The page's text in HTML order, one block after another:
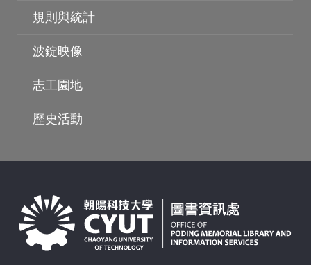
規則與統計
波錠映像
志工園地
歷史活動